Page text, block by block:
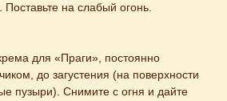
на слабый огонь.
для «Праги», постоянно
до загустения (на поверхности
пузыри). Снимите с огня и дайте